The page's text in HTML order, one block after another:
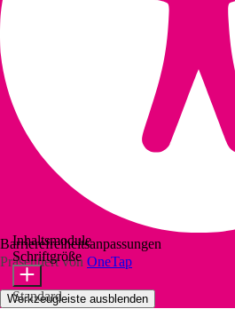
Barrierefreiheitsanpassungen
Präsentiert von OneTap
Werkzeugleiste ausblenden
Inhaltsmodule
Schriftgröße
Standard